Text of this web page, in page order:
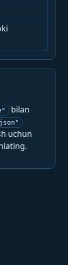
bilan
uchun